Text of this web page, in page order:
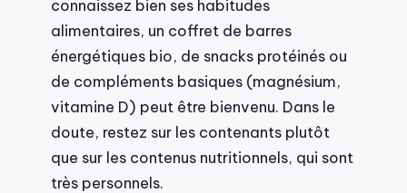
connaissez bien ses habitudes
alimentaires, un coffret de barres
énergétiques bio, de snacks protéinés ou
de compléments basiques (magnésium,
vitamine D) peut être bienvenu. Dans le
doute, restez sur les contenants plutôt
que sur les contenus nutritionnels, qui sont
très personnels.